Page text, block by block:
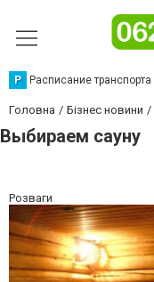
Р Расписание транспорта
Головна Бізнес новини
Выбираем сауну
Розваги